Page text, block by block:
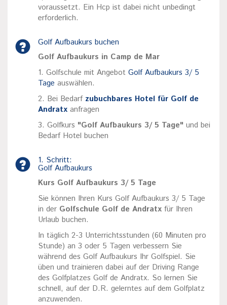
voraussetzt. Ein Hcp ist dabei nicht unbedingt
erforderlich.
Golf Aufbaukurs buchen
Golf Aufbaukurs in Camp de Mar
1. Golfschule mit Angebot Golf Aufbaukurs 3/ 5
Tage auswählen.
2. Bei Bedarf zubuchbares Hotel für Golf de
Andratx anfragen
3. Golfkurs "Golf Aufbaukurs 3/ 5 Tage" und bei
Bedarf Hotel buchen
1. Schritt:
Golf Aufbaukurs
Kurs Golf Aufbaukurs 3/ 5 Tage
Sie können Ihren Kurs Golf Aufbaukurs 3/ 5 Tage
in der Golfschule Golf de Andratx für Ihren
Urlaub buchen.
In täglich 2-3 Unterrichtsstunden (60 Minuten pro
Stunde) an 3 oder 5 Tagen verbessern Sie
während des Golf Aufbaukurs Ihr Golfspiel. Sie
üben und trainieren dabei auf der Driving Range
des Golfplatzes Golf de Andratx. So lernen Sie
schnell, auf der D.R. gelerntes auf dem Golfplatz
anzuwenden.